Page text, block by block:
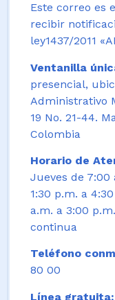
Este correo es
recibir
ley1437/2011
Ventanilla
presencial,
Administrativo
19 No. 21-44.
Colombia
Horario de
Jueves de 7:00
1:30 p.m. a
a.m. a 3:00
continua
Teléfono
80 00
Línea gratuita: